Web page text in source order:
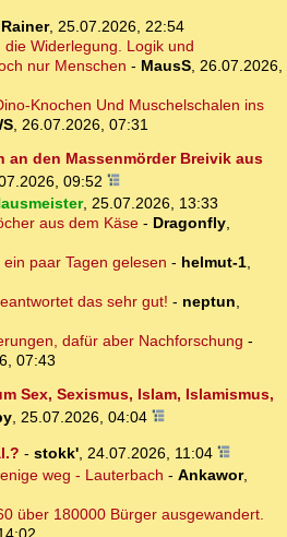
Rainer, 25.07.2026, 22:54
Widerlegung. Logik und
nur Menschen - MausS, 26.07.2026,
Knochen Und Muschelschalen ins
, 26.07.2026, 07:31
an den Massenmörder Breivik aus
09:52
, 25.07.2026, 13:33
aus dem Käse- Dragonfly,
paar Tagen gelesen - helmut-1,
das sehr gut! - neptun,
dafür aber Nachforschung -
07:43
Sex, Sexismus, Islam, Islamismus,
, 25.07.2026, 04:04
- stokk', 24.07.2026, 11:04
weg - Lauterbach - Ankawor,
über 180000 Bürger ausgewandert.